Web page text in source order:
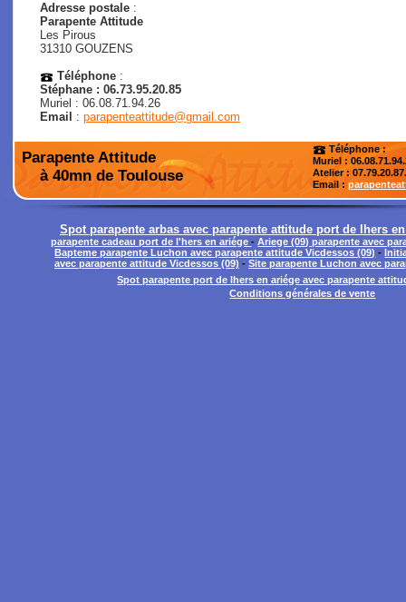
Adresse postale :
Parapente Attitude
Les Pirous
31310 GOUZENS
Téléphone :
Stéphane : 06.73.95.20.85
Muriel : 06.08.71.94.26
Email
: parapenteattitude@gmail.com
Parapente Attitude
à 40mn de Toulouse
Téléphone :
Muriel :
Atelier:
Email :
Spot parapente arbas avec parapente attitude port de lhers
parapente cadeau port de l'hers en ariége-Ariege (09) parapente avec
Bapteme parapente Luchon avec parapente attitude Vicdessos (09) -
avec parapente attitude Vicdessos (09) - Site parapente Luchon avec
Spot parapente port de lhers en ariége avec parapente
Conditions générales de vente